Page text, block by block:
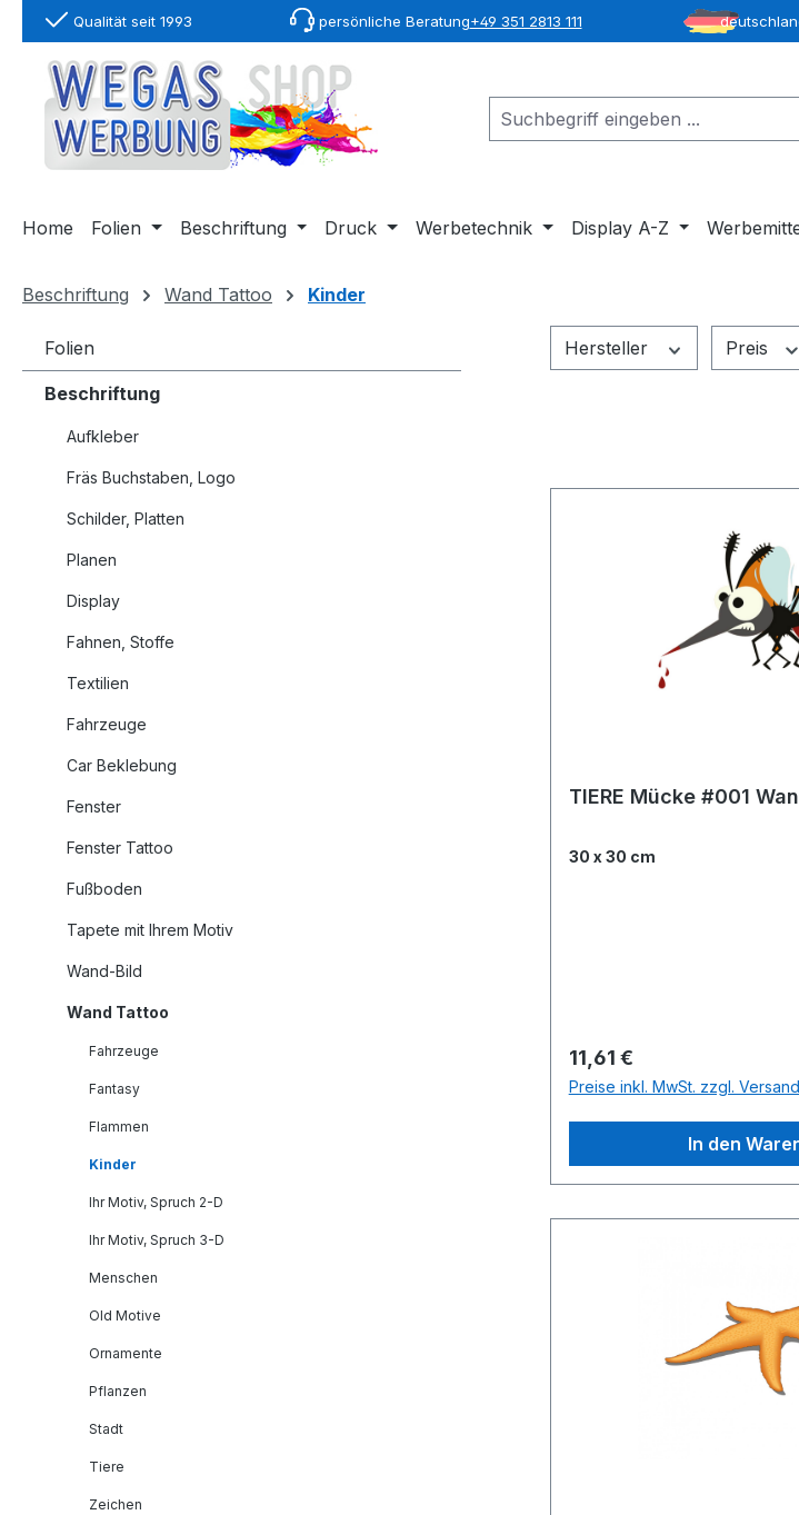
Zur Hauptnavigation springen
Qualität seit 1993 persönliche Beratung+49 351 2813 111
Home Folien Beschriftung Druck Werbetechnik Display A-Z
Beschriftung Wand Tattoo Kinder
Folien
Beschriftung
Aufkleber
Fräs Buchstaben, Logo
Schilder, Platten
Planen
Display
Fahnen, Stoffe
Textilien
Fahrzeuge
Car Beklebung
Fenster
Fenster Tattoo
Fußboden
Tapete mit Ihrem Motiv
Wand-Bild
Wand Tattoo
Fahrzeuge
Fantasy
Flammen
Kinder
Ihr Motiv, Spruch 2-D
Ihr Motiv, Spruch 3-D
Menschen
Old Motive
Ornamente
Pflanzen
Stadt
Tiere
Zeichen
Hersteller Preis
TIERE Mücke #001
30 x 30 cm
Regulärer Preis:
11,61 €
Preise inkl. MwSt. zzgl.
In den